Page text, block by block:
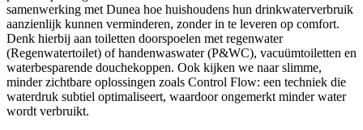
samenwerking met Dunea hoe huishoudens hun drinkwaterverbruik
aanzienlijk kunnen verminderen, zonder in te leveren op comfort.
Denk hierbij aan toiletten doorspoelen met regenwater
(Regenwatertoilet) of handenwaswater (P&WC), vacuümtoiletten en
waterbesparende douchekoppen. Ook kijken we naar slimme,
minder zichtbare oplossingen zoals Control Flow: een techniek die
waterdruk subtiel optimaliseert, waardoor ongemerkt minder water
wordt verbruikt.